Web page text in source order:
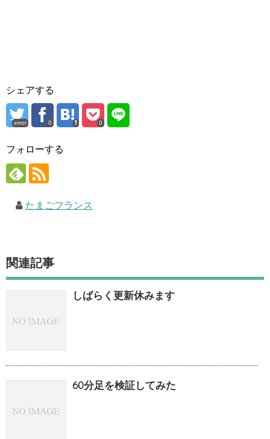
シェアする
error 0 0
フォローする
たまごフランス
関連記事
しばらく更新休みます
60分足を検証してみた